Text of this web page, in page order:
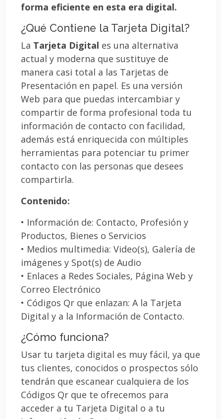
forma eficiente en esta era digital.
¿Qué Contiene la Tarjeta Digital?
La Tarjeta Digital es una alternativa
actual y moderna que sustituye de
manera casi total a las Tarjetas de
Presentación en papel. Es una versión
Web para que puedas intercambiar y
compartir de forma profesional toda tu
información de contacto con facilidad,
además está enriquecida con múltiples
herramientas para potenciar tu primer
contacto con las personas que desees
compartirla.
Contenido:
• Información de: Contacto, Profesión y
Productos, Bienes o Servicios
• Medios multimedia: Video(s), Galería de
imágenes y Spot(s) de Audio
• Enlaces a Redes Sociales, Página Web y
Correo Electrónico
• Códigos Qr que enlazan: A la Tarjeta
Digital y a la Información de Contacto.
¿Cómo funciona?
Usar tu tarjeta digital es muy fácil, ya que
tus clientes, conocidos o prospectos sólo
tendrán que escanear cualquiera de los
Códigos Qr que te ofrecemos para
acceder a tu Tarjeta Digital o a tu